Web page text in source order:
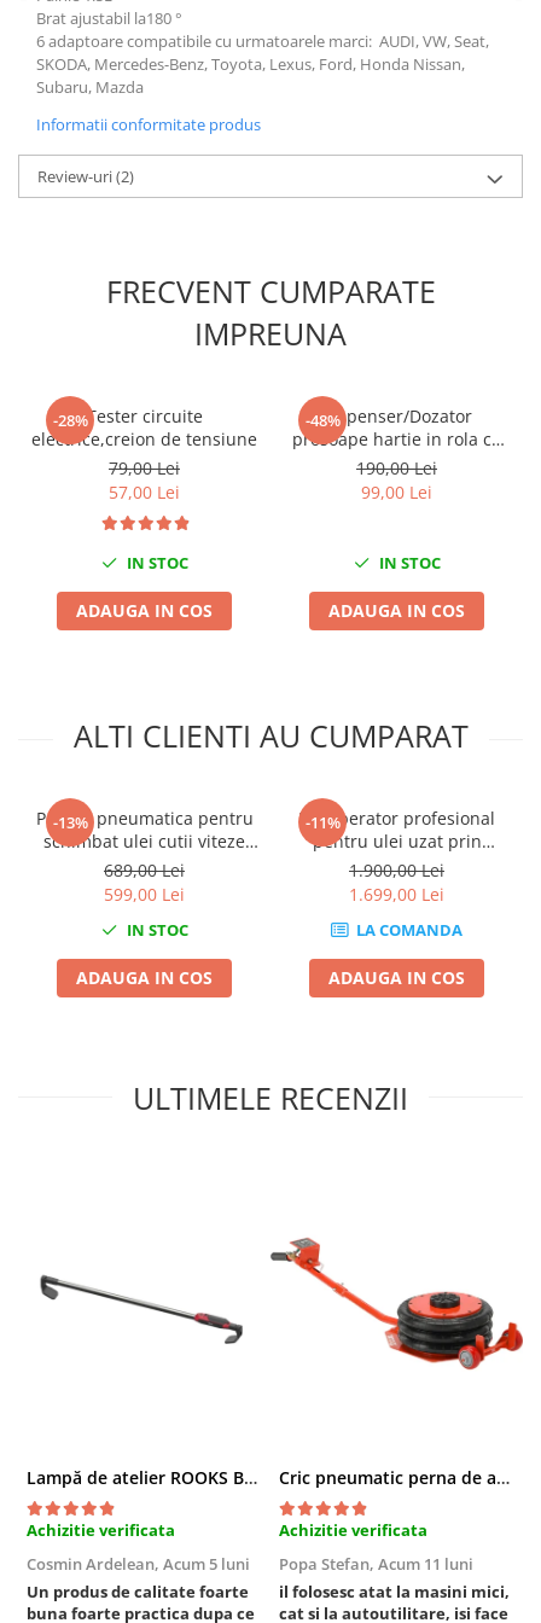
Slefuitoare electrice
Scule fixare distributie
Alfa romeo
Audi
Bmw
Chevrolet
Jeep
Lancia
Nissan
Skoda
Suzuki
Scule pentru tinichigerie
Chei cu clichet
Pistoale de vopsit
Pistoale Pneumatice
Injectoare
Motor
Rulmenti,Bucsi si Extractoare
Sistem directie
Brat ajustabil la180 °
6 adaptoare compatibile cu urmatoarele marci: AUDI, VW, Seat,
SKODA, Mercedes-Benz, Toyota, Lexus, Ford, Honda Nissan,
Subaru, Mazda
Informatii conformitate produs
Review-uri(2)
FRECVENT CUMPARATE
IMPREUNA
-28%Tester circuite
electrice,creion de tensiune
79,00 Lei
57,00 Lei
IN STOC
ADAUGA IN COS
-48%Dispenser/Dozator
prosoape hartie in rola cu
derulare centrala 20cm
CELTEX Megamini
190,00 Lei
99,00 Lei
IN STOC
ADAUGA IN COS
ALTI CLIENTI AU CUMPARAT
-13%
Pompa pneumatica pentru
schimbat ulei cutii viteze
automate 10 litri 13
adaptoare
689,00 Lei
599,00 Lei
IN STOC
ADAUGA IN COS
-11%
Recuperator profesional
pentru ulei uzat prin
scurgere sau extractie pe la
joja cu vas gradat 80L
1.900,00 Lei
1.699,00 Lei
LA COMANDA
ADAUGA IN COS
ULTIMELE RECENZII
Lampă de atelier ROOKS B2 HYBRID pentru capotă, 2000 lumeni, 5000 mAh
Achizitie verificata
Cosmin Ardelean, Acum 5 luni
Un produs de calitate foarte
buna foarte practica dupa ce
Cric pneumatic perna de aer cu inaltator 6T
Achizitie verificata
Popa Stefan, Acum 11 luni
il folosesc atat la masini mici,
cat si la autoutilitare, isi face